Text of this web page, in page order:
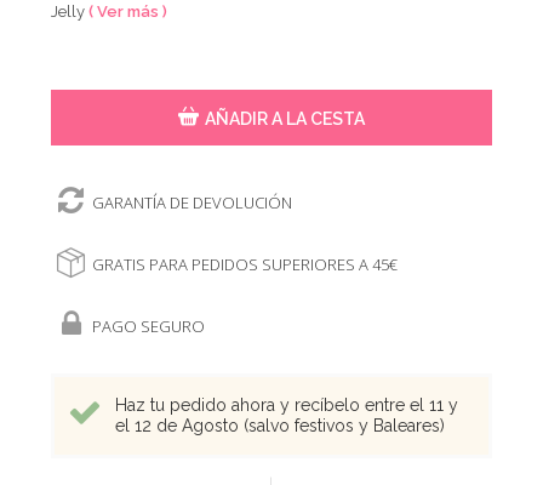
Jelly( Ver más )
AÑADIR A LA CESTA
GARANTÍA DE DEVOLUCIÓN
GRATIS PARA PEDIDOS SUPERIORES A 45€
PAGO SEGURO
Haz tu pedido ahora y recíbelo entre el 11 y
el 12 de Agosto (salvo festivos y Baleares)